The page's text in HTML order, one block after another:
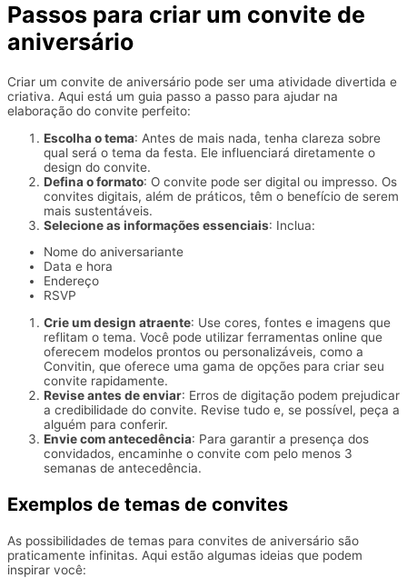
Passos para criar um convite de
aniversário
Criar um convite de aniversário pode ser uma atividade divertida e
criativa. Aqui está um guia passo a passo para ajudar na
elaboração do convite perfeito:
Escolha o tema: Antes de mais nada, tenha clareza sobre
qual será o tema da festa. Ele influenciará diretamente o
design do convite.
Defina o formato: O convite pode ser digital ou impresso. Os
convites digitais, além de práticos, têm o benefício de serem
mais sustentáveis.
Selecione as informações essenciais: Inclua:
Nome do aniversariante
Data e hora
Endereço
RSVP
Crie um design atraente: Use cores, fontes e imagens que
reflitam o tema. Você pode utilizar ferramentas online que
oferecem modelos prontos ou personalizáveis, como a
Convitin, que oferece uma gama de opções para criar seu
convite rapidamente.
Revise antes de enviar: Erros de digitação podem prejudicar
a credibilidade do convite. Revise tudo e, se possível, peça a
alguém para conferir.
Envie com antecedência: Para garantir a presença dos
convidados, encaminhe o convite com pelo menos 3
semanas de antecedência.
Exemplos de temas de convites
As possibilidades de temas para convites de aniversário são
praticamente infinitas. Aqui estão algumas ideias que podem
inspirar você: